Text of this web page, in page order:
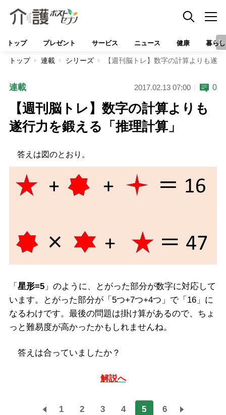
トップ プレゼント サービス ニュース 健康 暮らし
トップ 連載 シリーズ 【週刊脳トレ】数字の計算よりも遂
連載 2017.02.13 07:00 0
【週刊脳トレ】数字の計算よりも
遂行力を鍛える「推理計算」
答えは図のとおり。
「 星形=5」のように、とがった部分が数字に対応して
います。とがった部分が「5つ+7つ+4つ」で「16」に
なるわけです。最後の問題は掛け算があるので、ちょ
っと難易度が高かったかもしれませんね。
答えは合っていましたか？
解説へ
1 2 3 4 5 6